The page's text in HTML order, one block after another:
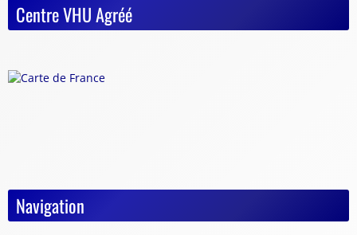
Centre VHU Agréé
Navigation